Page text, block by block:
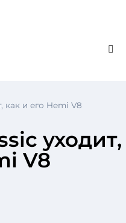
как и его Hemi V8
уходит,
V8